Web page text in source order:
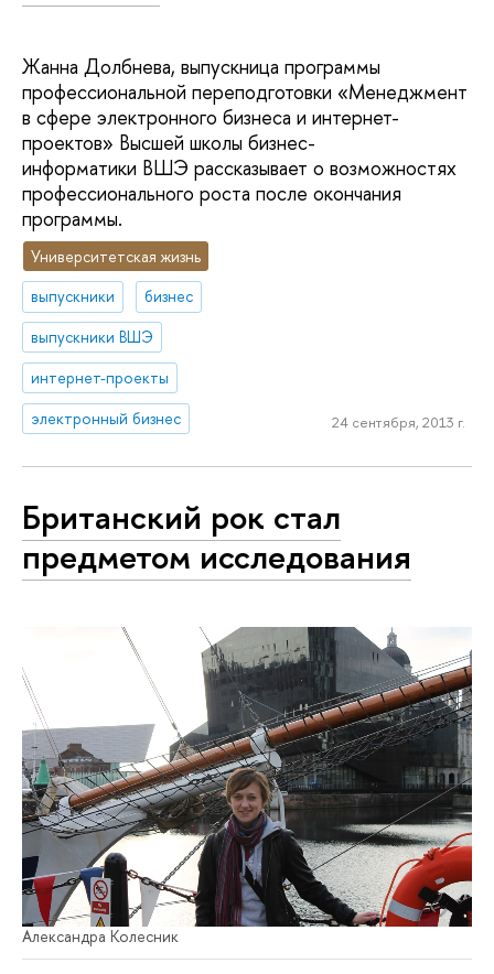
Жанна Долбнева, выпускница программы
профессиональной переподготовки «Менеджмент
в сфере электронного бизнеса и интернет-
проектов» Высшей школы бизнес-
информатики ВШЭ рассказывает о возможностях
профессионального роста после окончания
программы.
Университетская жизнь
выпускники
бизнес
выпускники ВШЭ
интернет-проекты
электронный бизнес
24 сентября, 2013 г.
Британский рок стал
предметом исследования
Александра Колесник